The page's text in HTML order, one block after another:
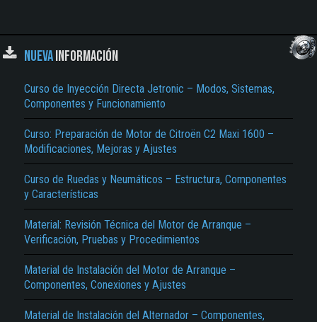
NUEVAINFORMACIÓN
Curso de Inyección Directa Jetronic – Modos, Sistemas,
Componentes y Funcionamiento
Curso: Preparación de Motor de Citroën C2 Maxi 1600 –
Modificaciones, Mejoras y Ajustes
Curso de Ruedas y Neumáticos – Estructura, Componentes
y Características
Material: Revisión Técnica del Motor de Arranque –
Verificación, Pruebas y Procedimientos
Material de Instalación del Motor de Arranque –
Componentes, Conexiones y Ajustes
Material de Instalación del Alternador – Componentes,